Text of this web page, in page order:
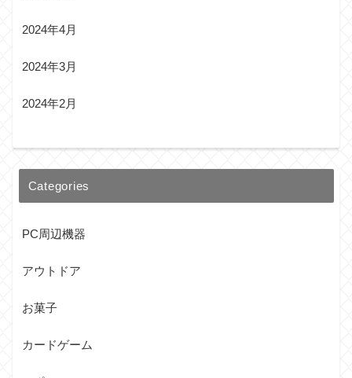
2024年4月
2024年3月
2024年2月
Categories
PC周辺機器
アウトドア
お菓子
カードゲーム